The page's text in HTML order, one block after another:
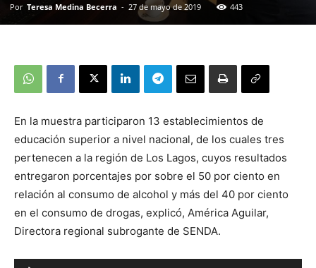
Por Teresa Medina Becerra - 27 de mayo de 2019 443
En la muestra participaron 13 establecimientos de
educación superior a nivel nacional, de los cuales tres
pertenecen a la región de Los Lagos, cuyos resultados
entregaron porcentajes por sobre el 50 por ciento en
relación al consumo de alcohol y más del 40 por ciento
en el consumo de drogas, explicó, América Aguilar,
Directora regional subrogante de SENDA.